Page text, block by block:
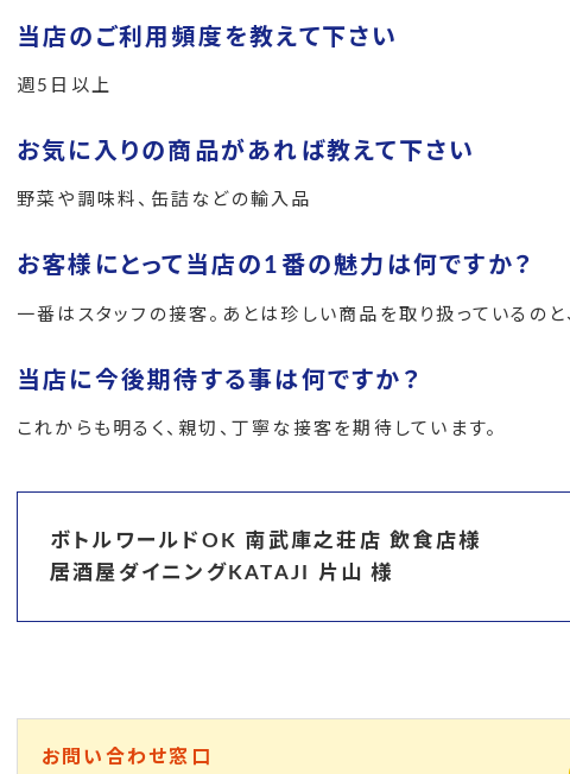
当店のご利用頻度を教えて下さい
週5日以上
お気に入りの商品があれば教えて下さい
野菜や調味料、缶詰などの輸入品
お客様にとって当店の1番の魅力は何ですか？
一番はスタッフの接客。あとは珍しい商品を取り扱っているのと
当店に今後期待する事は何ですか？
これからも明るく、親切、丁寧な接客を期待しています。
ボトルワールドOK 南武庫之荘店 飲食店様
居酒屋ダイニングKATAJI 片山 様
お問い合わせ窓口